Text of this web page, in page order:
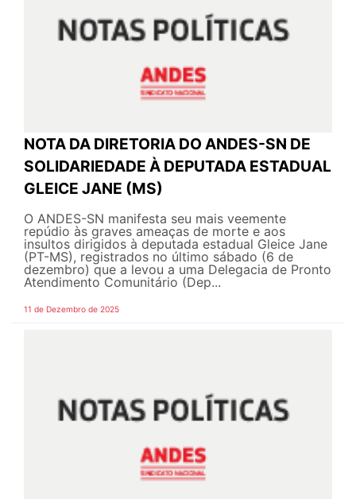
NOTA DA DIRETORIA DO ANDES-SN DE
SOLIDARIEDADE À DEPUTADA ESTADUAL
GLEICE JANE (MS)
O ANDES-SN manifesta seu mais veemente
repúdio às graves ameaças de morte e aos
insultos dirigidos à deputada estadual Gleice Jane
(PT-MS), registrados no último sábado (6 de
dezembro) que a levou a uma Delegacia de Pronto
Atendimento Comunitário (Dep...
11 de Dezembro de 2025